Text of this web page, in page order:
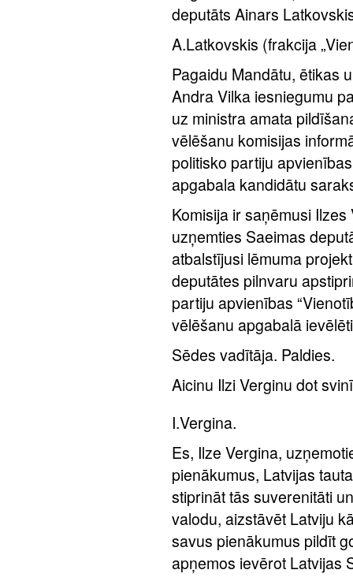
deputāts Ainars
A.Latkovskis (frakcija
Pagaidu Mandātu, ētikas
Andra Vilka iesniegumu
uz ministra amata
vēlēšanu komisijas
politisko partiju
apgabala kandidātu
Komisija ir saņēmusi
uzņemties Saeimas
atbalstījusi lēmuma
deputātes pilnvaru
partiju apvienības
vēlēšanu apgabalā
Sēdes vadītāja. Paldies.
Aicinu Ilzi Verginu dot
I.Vergina.
Es, Ilze Vergina,
pienākumus, Latvijas
stiprināt tās suverenitāti
valodu, aizstāvēt Latviju
savus pienākumus pildīt
apņemos ievērot Latvijas